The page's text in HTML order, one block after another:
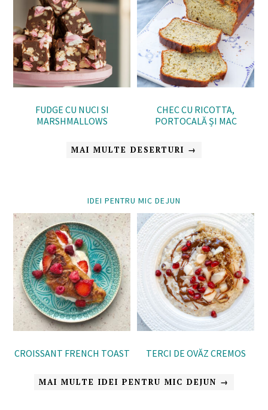
FUDGE CU NUCI SI
MARSHMALLOWS
CHEC CU RICOTTA,
PORTOCALĂ ȘI MAC
MAI MULTE DESERTURI →
IDEI PENTRU MIC DEJUN
CROISSANT FRENCH TOAST TERCI DE OVĂZ CREMOS
MAI MULTE IDEI PENTRU MIC DEJUN →